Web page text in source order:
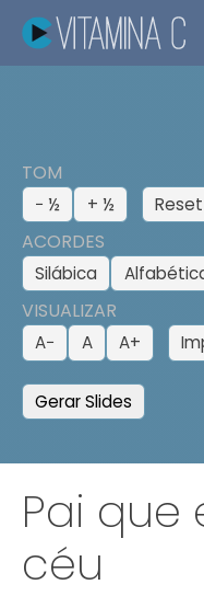
TOM
− ½ + ½ Reset
ACORDES
Silábica
VISUALIZAR
A− A A+
Gerar Slides
Pai que
céu